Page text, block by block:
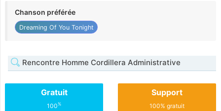
Chanson préférée
Dreaming Of You Tonight
Rencontre Homme Cordillera Administrative
Gratuit
100%
Support
100% gratuit